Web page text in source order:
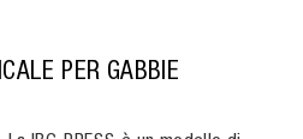
PER GABBIE